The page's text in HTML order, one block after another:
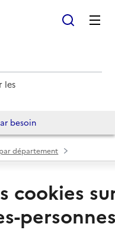
les
besoin
département
âgées dépendantes
liste des
cookies